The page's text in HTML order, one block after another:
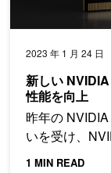
2023 年 1 月 24 日
新しい
性能を向上
昨年の
いを受け、
1 MIN READ